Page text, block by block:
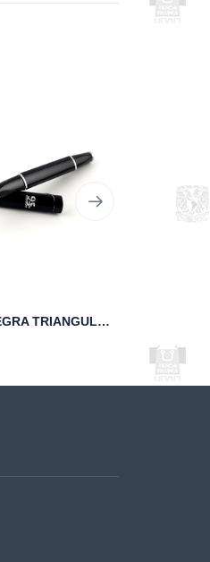
PLUMA NEGRA TRIANGULAR 95 AÑOS UNAM